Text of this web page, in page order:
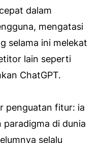
dalam
mengatasi
selama ini melekat
lain seperti
ChatGPT.
penguatan fitur: ia
di dunia
selalu